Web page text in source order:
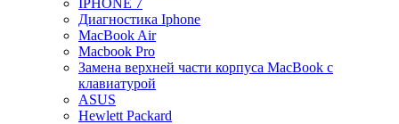
IPHONE 7
Диагностика Iphone
MacBook Air
Macbook Pro
Замена верхней части корпуса MacBook с
клавиатурой
ASUS
Hewlett Packard